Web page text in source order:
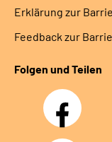
Erklärung zur
Feedback zur
Folgen und Teilen
Facebook